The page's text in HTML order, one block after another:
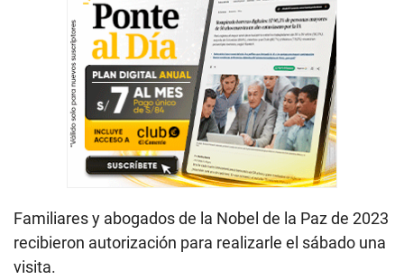
Familiares y abogados de la Nobel de la Paz de 2023
recibieron autorización para realizarle el sábado una
visita.